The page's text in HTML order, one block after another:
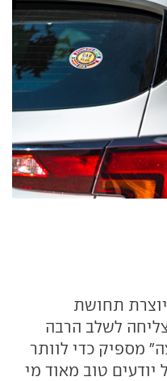
תחושת
לשלב הרבה
מספיק כדי לוותר
יודעים טוב מאוד מי